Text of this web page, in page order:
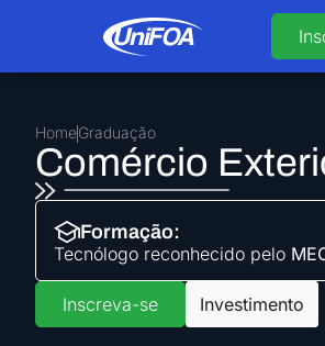
HomeGraduação
Comércio
Formação:
Tecnólogo reconhecido pelo
Inscreva-se Investimento